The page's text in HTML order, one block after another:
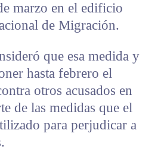
marzo en el edificio
de Migración.
que esa medida y
hasta febrero el
otros acusados en
de las medidas que el
para perjudicar a